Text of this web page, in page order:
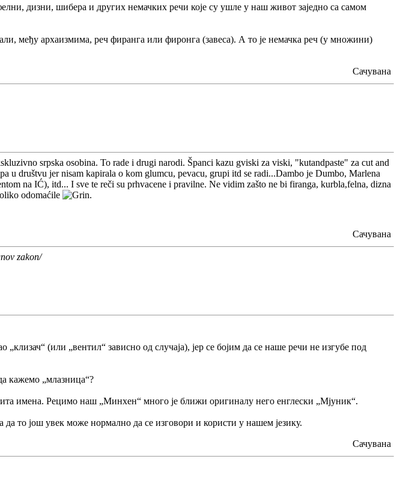
дизни, шибера и других немачких речи које су ушле у наш живот заједно са самом
међу архаизмима, реч фиранга или фиронга (завеса). А то је немачка реч (у множини)
Сачувана
srpska osobina. To rade i drugi narodi. Španci kazu gviski za viski, "kutandpaste" za cut and
u društvu jer nisam kapirala o kom glumcu, pevacu, grupi itd se radi...Dambo je Dumbo, Marlena
na IĆ), itd... I sve te reči su prhvacene i pravilne. Ne vidim zašto ne bi firanga, kurbla,felna, dizna
odomaćile
.
Сачувана
zakon/
(или „вентил“ зависно од случаја), јер се бојим да се наше речи не изгубе под
кажемо „млазница“?
имена. Рецимо наш „Минхен“ много је ближи оригиналу него енглески „Мјуник“.
то још увек може нормално да се изговори и користи у нашем језику.
Сачувана